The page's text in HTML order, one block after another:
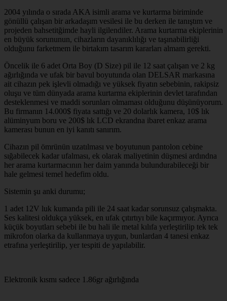
2004 yılında o sırada AKA isimli arama ve kurtarma biriminde
gönüllü çalışan bir arkadaşım vesilesi ile bu derken ile tanıştım ve
projeden bahsetitğimde hayli ilgilendiler. Arama kurtarma ekiplerinin
en büyük sorununun, cihazların dayanıklılığı ve taşınabilirliği
olduğunu farketmem ile birtakım tasarım kararları almam gerekti.
Öncelik ile 6 adet Orta Boy (D Size) pil ile 12 saat çalışan ve 2 kg
ağırlığında ve ufak bir bavul boyutunda olan DELSAR markasına
ait cihazın pek işlevli olmadığı ve yüksek fiyatın sebebinin, rakipsiz
oluşu ve tüm dünyada arama kurtarma ekiplerinin devlet tarafından
desteklenmesi ve maddi sorunları olmaması olduğunu düşünüyorum.
Bu firmanın 14.000$ fiyata sattığı ve 20 dolarlık kamera, 10$ lık
alüminyum boru ve 200$ lık LCD ekrandna ibaret enkaz arama
kamerası bunun en iyi kanıtı sanırım.
Cihazın pil ömrünün uzatılması ve boyutunun pantolon cebine
sığabilecek kadar ufalması, ek olarak maliyetinin düşmesi ardındna
her arama kurtarmacının her daim yanında bulundurabileceği bir
hale gelmesi temel hedefim oldu.
Sistemin şu anki durumu;
1 adet 12V luk kumanda pili ile 24 saat kadar sorunsuz çalışmakta.
Ses kalitesi oldukça yüksek, en ufak çıtırtıyı bile kaçırmıyor. Ayrıca
küçük boyutları sebebi ile bu hali ile metal kılıfa yerleştirilip tek tek
mikrofon olarka da kullanmaya uygun, bunlardan 4 tanesi enkaz
etrafına yerleştirilip, yer tespiti de yapılabilir.
Elektronik kısmı sadece 1.86gr ağırlığında